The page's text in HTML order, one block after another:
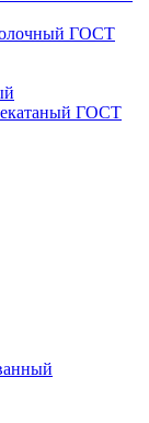
ГОСТ
ГОСТ